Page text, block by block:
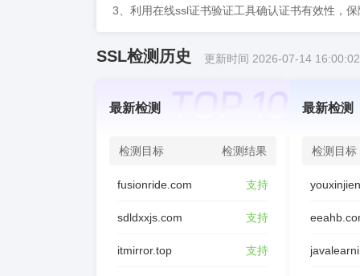
3、利用在线ssl证书验证工具确认证书有效性，
SSL检测历史 更新时间 2026-07-14 16:00:02
最新检测
检测目标 检测结果
fusionride.com 支持
sdldxxjs.com 支持
itmirror.top 支持
最新检测
检测目标